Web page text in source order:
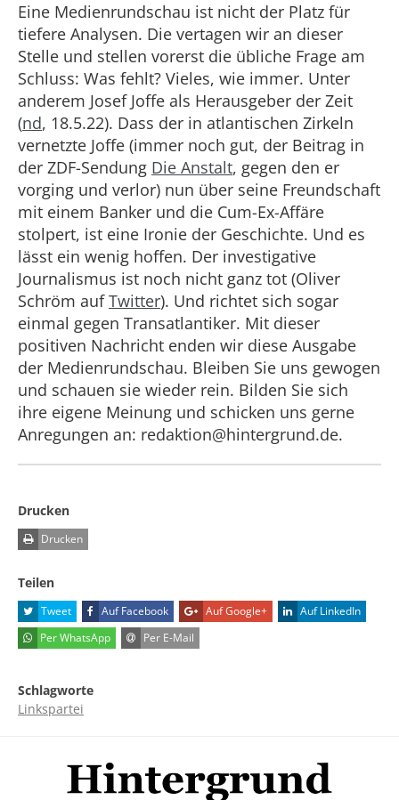
Eine Medienrundschau ist nicht der Platz für
tiefere Analysen. Die vertagen wir an dieser
Stelle und stellen vorerst die übliche Frage am
Schluss: Was fehlt? Vieles, wie immer. Unter
anderem Josef Joffe als Herausgeber der Zeit
(nd, 18.5.22). Dass der in atlantischen Zirkeln
vernetzte Joffe (immer noch gut, der Beitrag in
der ZDF-Sendung Die Anstalt, gegen den er
vorging und verlor) nun über seine Freundschaft
mit einem Banker und die Cum-Ex-Affäre
stolpert, ist eine Ironie der Geschichte. Und es
lässt ein wenig hoffen. Der investigative
Journalismus ist noch nicht ganz tot (Oliver
Schröm aufTwitter). Und richtet sich sogar
einmal gegen Transatlantiker. Mit dieser
positiven Nachricht enden wir diese Ausgabe
der Medienrundschau. Bleiben Sie uns gewogen
und schauen sie wieder rein. Bilden Sie sich
ihre eigene Meinung und schicken uns gerne
Anregungen an: redaktion@hintergrund.de.
Drucken
Drucken
Teilen
Tweet Auf Facebook Auf Google+
Auf LinkedIn
Per WhatsApp
Per E-Mail
Schlagworte
Linkspartei